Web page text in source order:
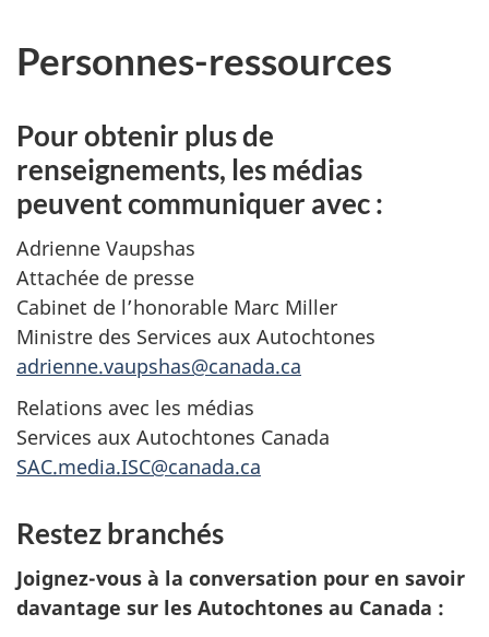
Personnes-ressources
Pour obtenir plus de
renseignements, les médias
peuvent communiquer avec :
Adrienne Vaupshas
Attachée de presse
Cabinet de l’honorable Marc Miller
Ministre des Services aux Autochtones
adrienne.vaupshas@canada.ca
Relations avec les médias
Services aux Autochtones Canada
SAC.media.ISC@canada.ca
Restez branchés
Joignez-vous à la conversation pour en savoir
davantage sur les Autochtones au Canada :